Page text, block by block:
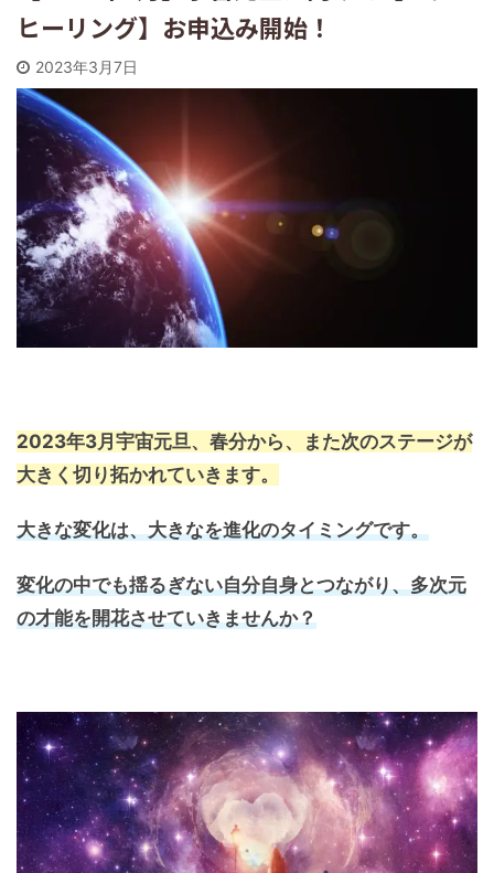
ヒーリング】お申込み開始！
2023年3月7日
2023年3月宇宙元旦、春分から、また次のステージが
大きく切り拓かれていきます。
大きな変化は、大きなを進化のタイミングです。
変化の中でも揺るぎない自分自身とつながり、多次元
の才能を開花させていきませんか？